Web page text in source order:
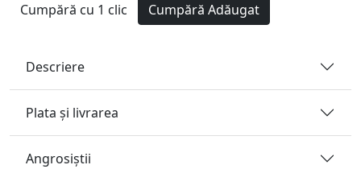
Cumpără cu 1 clic Cumpără Adăugat
Descriere
Plata și livrarea
Angrosiştii